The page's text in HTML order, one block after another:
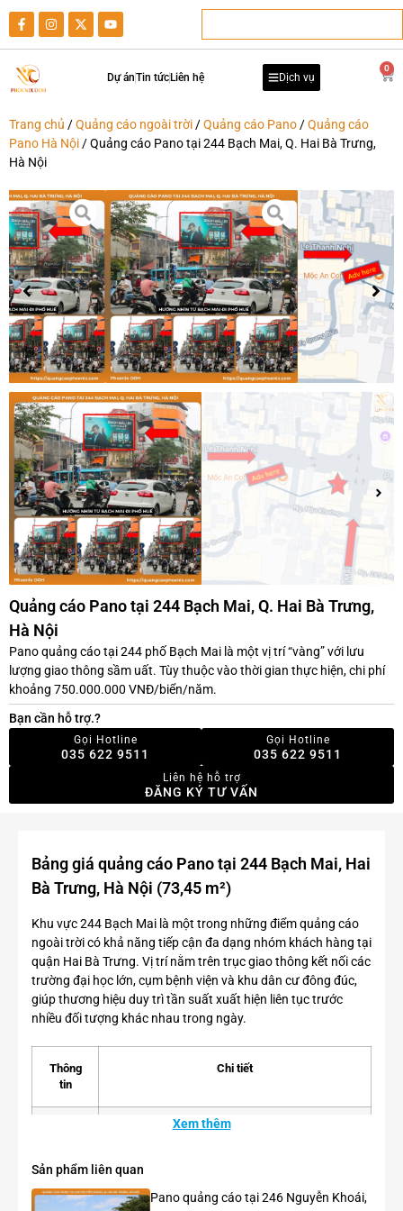
Dự ánTin tức Liên hệ Dịch vụ
0
Trang chủ /Quảng cáo ngoài trời /Quảng cáo Pano /Quảng cáo
Pano Hà Nội / Quảng cáo Pano tại 244 Bạch Mai, Q. Hai Bà Trưng,
Hà Nội
Quảng cáo Pano tại 244 Bạch Mai, Q. Hai Bà Trưng,
Hà Nội
Pano quảng cáo tại 244 phố Bạch Mai là một vị trí “vàng” với lưu
lượng giao thông sầm uất. Tùy thuộc vào thời gian thực hiện, chi phí
khoảng 750.000.000 VNĐ/biển/năm.
Bạn cần hỗ trợ.?
Gọi Hotline
035 622 9511
Gọi Hotline
035 622 9511
Liên hệ hỗ trợ
ĐĂNG KÝ TƯ VẤN
Bảng giá quảng cáo Pano tại 244 Bạch Mai, Hai
Bà Trưng, Hà Nội (73,45 m²)
Khu vực 244 Bạch Mai là một trong những điểm quảng cáo
ngoài trời có khả năng tiếp cận đa dạng nhóm khách hàng tại
quận Hai Bà Trưng. Vị trí nằm trên trục giao thông kết nối các
trường đại học lớn, cụm bệnh viện và khu dân cư đông đúc,
giúp thương hiệu duy trì tần suất xuất hiện liên tục trước
nhiều đối tượng khác nhau trong ngày.
Thông
tin
Chi tiết
Pano quảng cáo tại 244 Bạch Mai, quận Hai Bà
Vị trí
Biển nằm tại ngã tư Bạch Mai – Thanh Nhàn,
gần Đại học Kinh tế Quốc dân, Đại học Bách
Xem thêm
Sản phẩm liên quan
Pano quảng cáo tại 246 Nguyễn Khoái,